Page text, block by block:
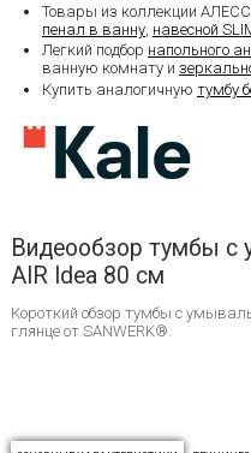
Товары из коллекции
пенал в ванну, навесной
Легкий подбор напольного
ванную комнату и
Купить аналогичную тумбу
Видеообзор тумбы
AIR Idea 80 см
Короткий обзор тумбы с
глянце от SANWERK®.